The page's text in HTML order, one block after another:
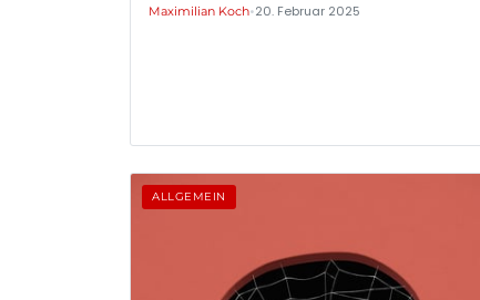
Maximilian Koch•20. Februar 2025
ALLGEMEIN